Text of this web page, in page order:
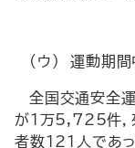
(ウ) 運動期間
全国交通安全
が１万5,725件
者数121人であっ